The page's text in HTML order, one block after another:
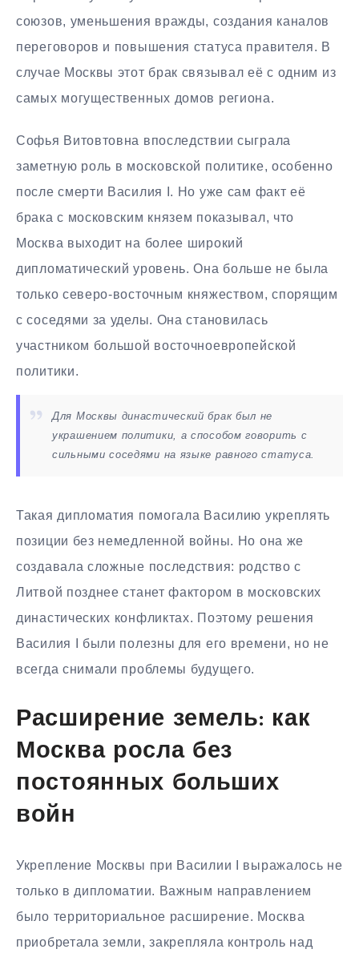
союзов, уменьшения вражды, создания каналов
переговоров и повышения статуса правителя. В
случае Москвы этот брак связывал её с одним из
самых могущественных домов региона.
Софья Витовтовна впоследствии сыграла
заметную роль в московской политике, особенно
после смерти Василия I. Но уже сам факт её
брака с московским князем показывал, что
Москва выходит на более широкий
дипломатический уровень. Она больше не была
только северо-восточным княжеством, спорящим
с соседями за уделы. Она становилась
участником большой восточноевропейской
политики.
Для Москвы династический брак был не
украшением политики, а способом говорить с
сильными соседями на языке равного статуса.
Такая дипломатия помогала Василию укреплять
позиции без немедленной войны. Но она же
создавала сложные последствия: родство с
Литвой позднее станет фактором в московских
династических конфликтах. Поэтому решения
Василия I были полезны для его времени, но не
всегда снимали проблемы будущего.
Расширение земель: как
Москва росла без
постоянных больших
войн
Укрепление Москвы при Василии I выражалось не
только в дипломатии. Важным направлением
было территориальное расширение. Москва
приобретала земли, закрепляла контроль над